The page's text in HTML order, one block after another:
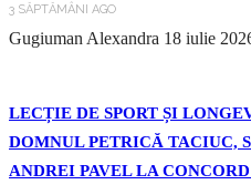
3 SĂPTĂMÂNI AGO
Gugiuman Alexandra 18 iulie
LECȚIE DE SPORT ȘI
DOMNUL PETRICĂ TACIUC,
ANDREI PAVEL LA